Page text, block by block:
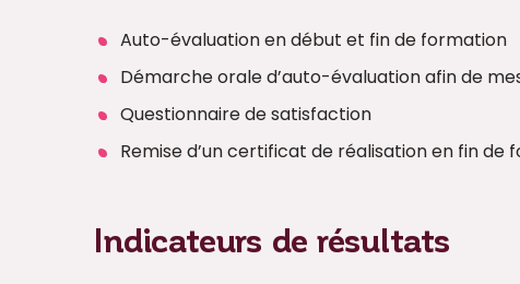
Auto-évaluation en début et fin de formation
Démarche orale d’auto-évaluation afin de
Questionnaire de satisfaction
Remise d’un certificat de réalisation en fin de
Indicateurs de résultats